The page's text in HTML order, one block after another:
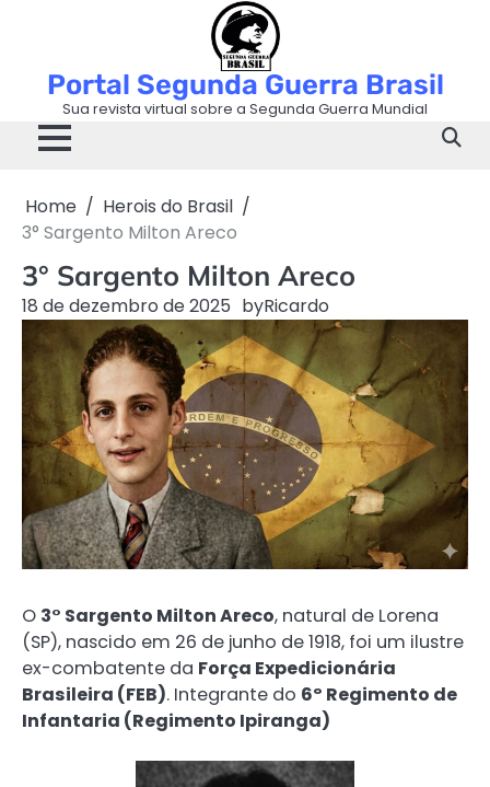
Portal Segunda Guerra Brasil
Sua revista virtual sobre a Segunda Guerra Mundial
Home
Herois do Brasil
3° Sargento Milton Areco
3° Sargento Milton Areco
18 de dezembro de 2025 byRicardo
O 3° Sargento Milton Areco, natural de Lorena
(SP), nascido em 26 de junho de 1918, foi um ilustre
ex-combatente da Força Expedicionária
Brasileira (FEB). Integrante do 6º Regimento de
Infantaria (Regimento Ipiranga)